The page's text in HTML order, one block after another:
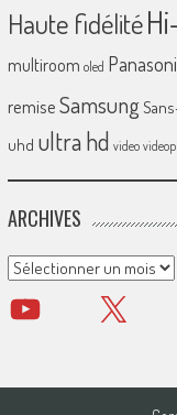
Haute fidélité
multiroom oled
remiseSamsung
uhd ultra hd video
ARCHIVES
Archives
YouTube X